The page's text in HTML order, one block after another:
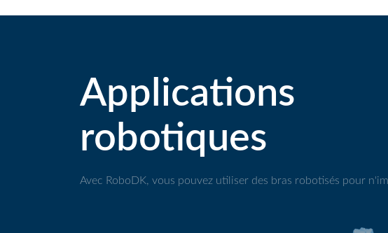
Applications
robotiques
Avec RoboDK, vous pouvez utiliser des bras robotisés pour